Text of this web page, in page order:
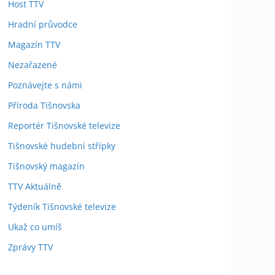
Host TTV
Hradní průvodce
Magazín TTV
Nezařazené
Poznávejte s námi
Příroda Tišnovska
Reportér Tišnovské televize
Tišnovské hudební střípky
Tišnovský magazín
TTV Aktuálně
Týdeník Tišnovské televize
Ukaž co umíš
Zprávy TTV